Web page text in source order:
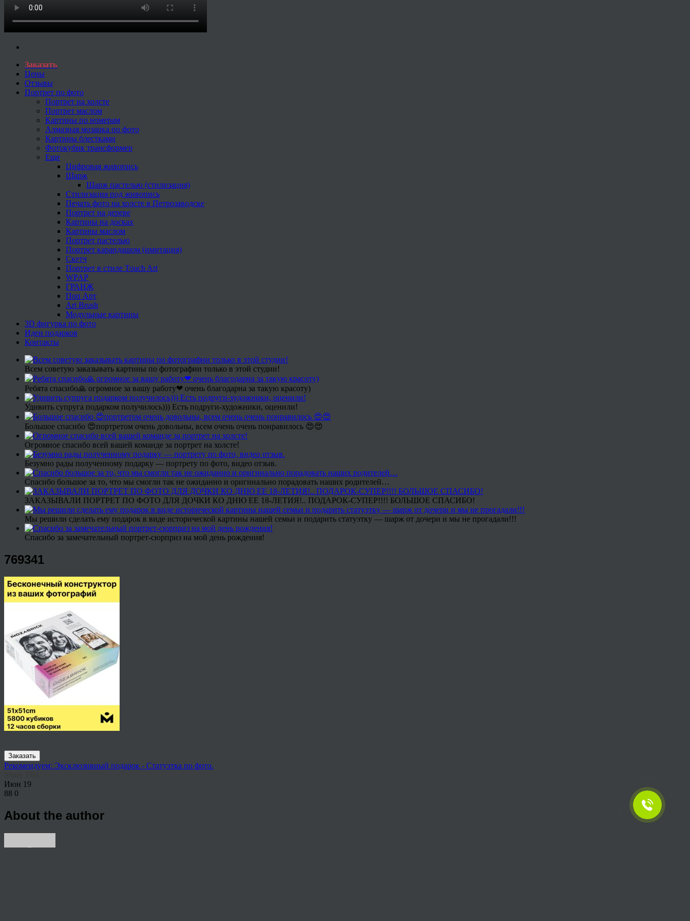
Заказать
Цены
Отзывы
Портрет по фото
Портрет на холсте
Портрет маслом
Картины по номерам
Алмазная мозаика по фото
Картины блестками
Фотокубик трансформер
Еще
Цифровая живопись
Шарж
Шарж пастелью (стилизация)
Стилизация под живопись
Печать фото на холсте в Петрозаводске
Портрет на дереве
Картины на досках
Картины маслом
Портрет пастелью
Портрет карандашом (имитация)
Скетч
Портрет в стиле Touch Art
WPAP
ГРАНЖ
Поп Арт
Art Brush
Модульные картины
3D фигурка по фото
Идеи подарков
Контакты
Всем советую заказывать картины по фотографии только в этой студии!
Ребята спасибо🙏 огромное за вашу работу❤ очень благодарна за такую красоту)
Удивить супруга подарком получилось))) Есть подруги-художники, оценили!
Большое спасибо 😍портретом очень довольны, всем очень очень понравилось 😍😍
Огромное спасибо всей вашей команде за портрет на холсте!
Безумно рады полученному подарку — портрету по фото, видео отзыв.
Спасибо большое за то, что мы смогли так не ожиданно и оригинально порадовать наших родителей…
ЗАКАЗЫВАЛИ ПОРТРЕТ ПО ФОТО ДЛЯ ДОЧКИ КО ДНЮ ЕЕ 18-ЛЕТИЯ!.. ПОДАРОК-СУПЕР!!!! БОЛЬШОЕ СПАСИБО!
Мы решили сделать ему подарок в виде исторической картины нашей семьи и подарить статуэтку — шарж от дочери и мы не прогадали!!!
Спасибо за замечательный портрет-сюрприз на мой день рождения!
769341
Заказать
Рекомендуем: Эксклюзивный подарок - Статуэтка по фото.
Июн 19
88 0
About the author